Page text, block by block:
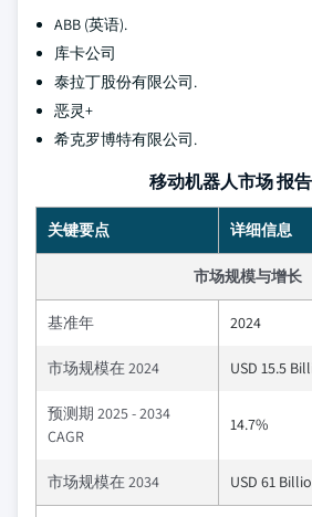
ABB (英语).
库卡公司
泰拉丁股份有限公司.
恶灵+
希克罗博特有限公司.
移动机器人市场 报
关键要点 详细信息
市场规模与增长
基准年 2024
市场规模在 2024 USD 15.5
预测期 2025 - 2034
CAGR
14.7%
市场规模在 2034 USD 61